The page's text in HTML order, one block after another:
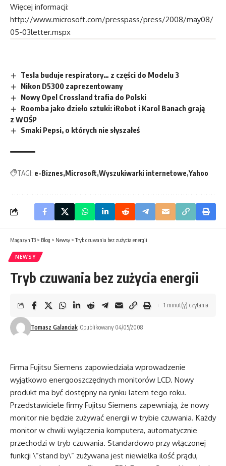
Więcej informacji:
http://www.microsoft.com/presspass/press/2008/may08/
05-03letter.mspx
Tesla buduje respiratory… z części do Modelu 3
Nikon D5300 zaprezentowany
Nowy Opel Crossland trafia do Polski
Roomba jako dzieło sztuki: iRobot i Karol Banach grają
z WOŚP
Smaki Pepsi, o których nie słyszałeś
TAGI: e-Biznes Microsoft Wyszukiwarki internetowe Yahoo
Magazyn T3 > Blog > Newsy >Tryb czuwania bez zużycia energii
NEWSY
Tryb czuwania bez zużycia energii
Tomasz Galanciak Opublikowany 04/05/2008
1 minut(y) czytania
Firma Fujitsu Siemens zapowiedziała wprowadzenie
wyjątkowo energooszczędnych monitorów LCD. Nowy
produkt ma być dostępny na rynku latem tego roku.
Przedstawiciele firmy Fujitsu Siemens zapewniają, że nowy
monitor nie będzie zużywać energii w trybie czuwania. Każdy
monitor w chwili wyłączenia komputera, automatycznie
przechodzi w tryb czuwania. Standardowo przy włączonej
funkcji \”stand by\” zużywana jest niewielka ilość prądu,